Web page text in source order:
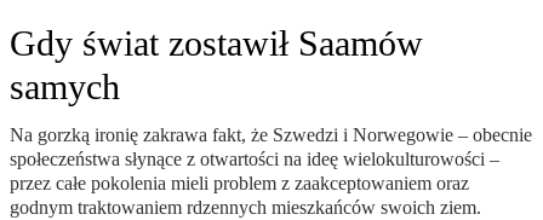
Gdy świat zostawił Saamów
samych
Na gorzką ironię zakrawa fakt, że Szwedzi i Norwegowie – obecnie
społeczeństwa słynące z otwartości na ideę wielokulturowości –
przez całe pokolenia mieli problem z zaakceptowaniem oraz
godnym traktowaniem rdzennych mieszkańców swoich ziem.